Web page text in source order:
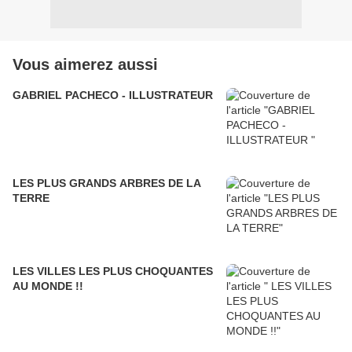
Vous aimerez aussi
GABRIEL PACHECO - ILLUSTRATEUR
LES PLUS GRANDS ARBRES DE LA
TERRE
LES VILLES LES PLUS CHOQUANTES
AU MONDE !!